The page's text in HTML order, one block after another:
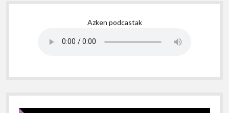
Sidebar
Azken podcastak